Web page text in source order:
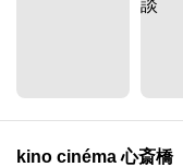
kino cinéma 心斎橋